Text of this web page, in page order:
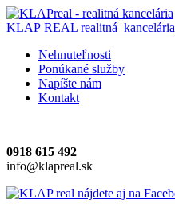
KLAP REAL realitná kancelária
Nehnuteľnosti
Ponúkané služby
Napíšte nám
Kontakt
0918 615 492
info@klapreal.sk